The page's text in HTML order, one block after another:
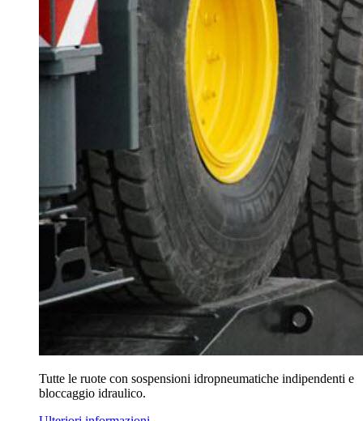
Tutte le ruote con sospensioni idropneumatiche indipendenti e
bloccaggio idraulico.